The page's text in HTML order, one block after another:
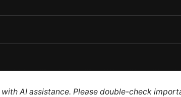
AI assistance. Please double-check